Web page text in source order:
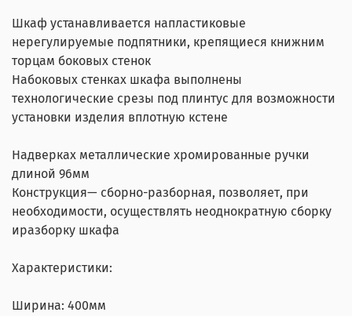
Шкаф устанавливается напластиковые
нерегулируемые подпятники, крепящиеся книжним
торцам боковых стенок
Набоковых стенках шкафа выполнены
технологические срезы под плинтус для возможности
установки изделия вплотную кстене
Надверках металлические хромированные ручки
длиной 96мм
Конструкция— сборно-разборная, позволяет, при
необходимости, осуществлять неоднократную сборку
иразборку шкафа
Характеристики:
Ширина: 400мм